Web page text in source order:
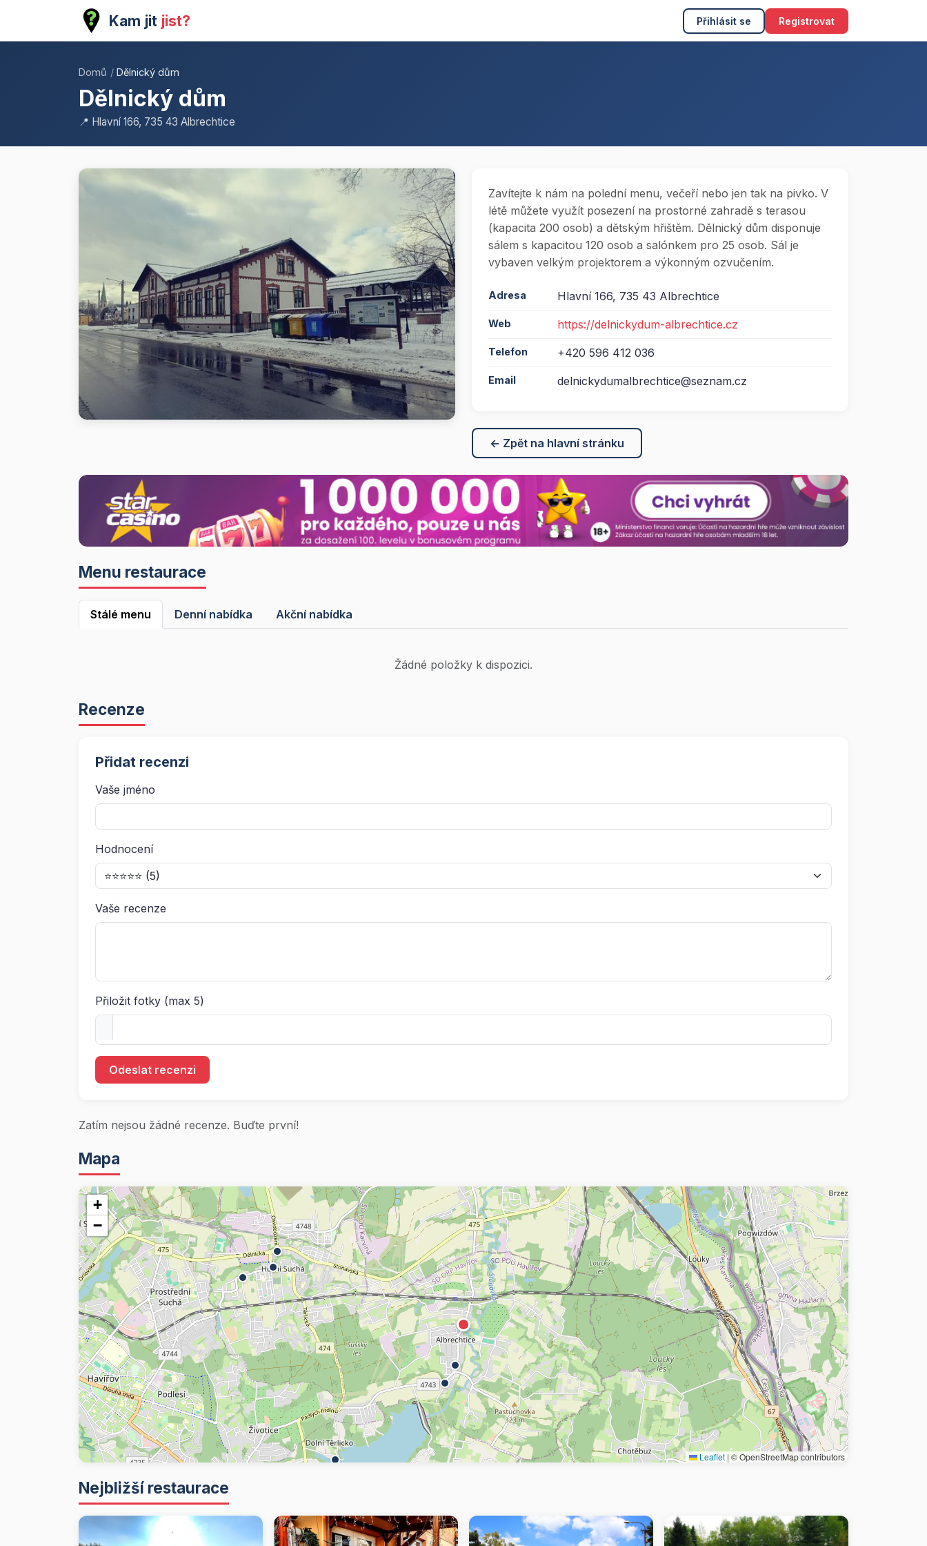
Kam jit jist? Přihlásit se Registrovat
Domů / Dělnický dům
Dělnický dům
📍 Hlavní 166, 735 43 Albrechtice
Zavítejte k nám na polední menu, večeří nebo jen tak na pivko. V
létě můžete využít posezení na prostorné zahradě s terasou
(kapacita 200 osob) a dětským hřištěm. Dělnický dům disponuje
sálem s kapacitou 120 osob a salónkem pro 25 osob. Sál je
vybaven velkým projektorem a výkonným ozvučením.
Adresa Hlavní 166, 735 43 Albrechtice
Web https://delnickydum-albrechtice.cz
Telefon +420 596 412 036
Email delnickydumalbrechtice@seznam.cz
← Zpět na hlavní stránku
Menu restaurace
Stálé menu Denní nabídka Akční nabídka
Žádné položky k dispozici.
Recenze
Přidat recenzi
Vaše jméno
Hodnocení
Vaše recenze
Přiložit fotky (max 5)
Odeslat recenzi
Zatím nejsou žádné recenze. Buďte první!
Mapa
+
−
Leaflet | © OpenStreetMap contributors
Nejbližší restaurace